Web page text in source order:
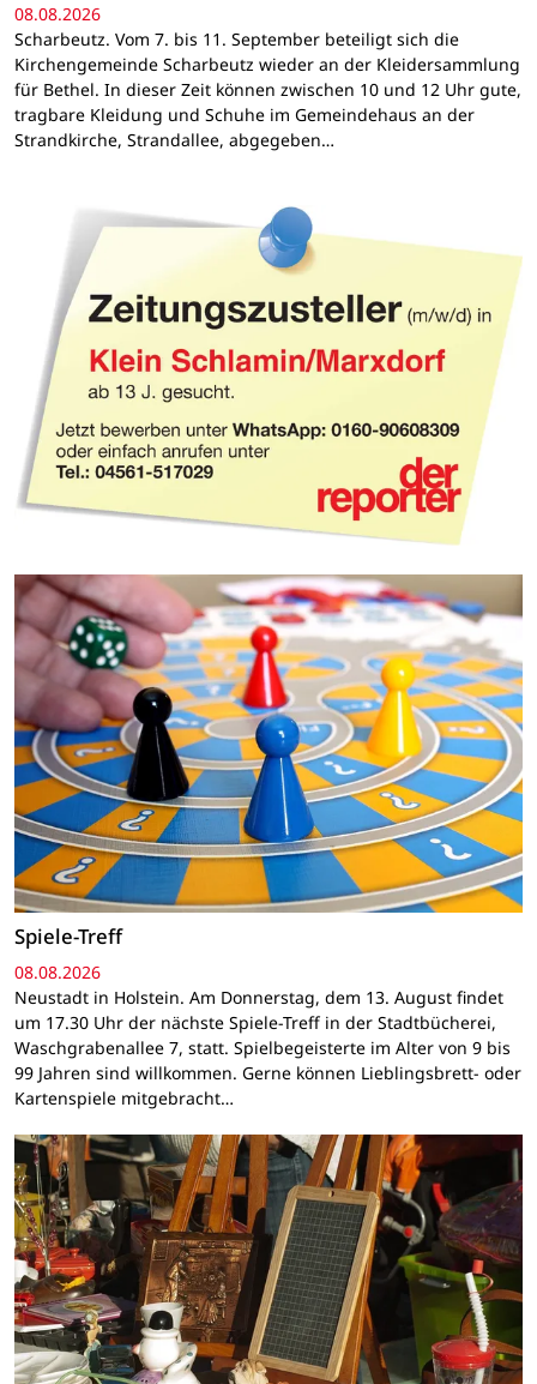
08.08.2026
Scharbeutz. Vom 7. bis 11. September beteiligt sich die
Kirchengemeinde Scharbeutz wieder an der Kleidersammlung
für Bethel. In dieser Zeit können zwischen 10 und 12 Uhr gute,
tragbare Kleidung und Schuhe im Gemeindehaus an der
Strandkirche, Strandallee, abgegeben…
Spiele-Treff
08.08.2026
Neustadt in Holstein. Am Donnerstag, dem 13. August findet
um 17.30 Uhr der nächste Spiele-Treff in der Stadtbücherei,
Waschgrabenallee 7, statt. Spielbegeisterte im Alter von 9 bis
99 Jahren sind willkommen. Gerne können Lieblingsbrett- oder
Kartenspiele mitgebracht…